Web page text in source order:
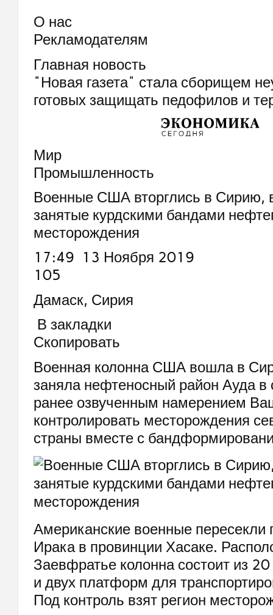
О нас
Рекламодателям
Главная новость
"Новая газета" стала сборищем
готовых защищать педофилов и
Мир
Промышленность
Военные США вторглись в Сирию,
занятые курдскими бандами
месторождения
17:49 13 Ноября 2019
105
Дамаск, Сирия
В закладки
Скопировать
Военная колонна США вошла в
заняла нефтеносный район Ауда в
ранее озвученным намерением
контролировать месторождения
страны вместе с
Американские военные пересекли
Ирака в провинции Хасаке.
Заевфратье колонна состоит из
и двух платформ для
Под контроль взят регион